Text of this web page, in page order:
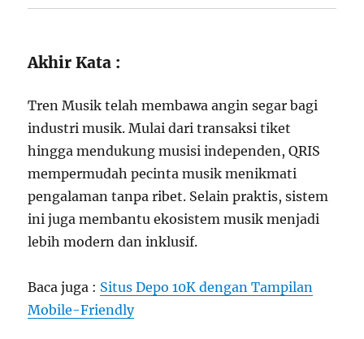
Akhir Kata :
Tren Musik telah membawa angin segar bagi
industri musik. Mulai dari transaksi tiket
hingga mendukung musisi independen, QRIS
mempermudah pecinta musik menikmati
pengalaman tanpa ribet. Selain praktis, sistem
ini juga membantu ekosistem musik menjadi
lebih modern dan inklusif.
Baca juga : Situs Depo 10K dengan Tampilan
Mobile-Friendly